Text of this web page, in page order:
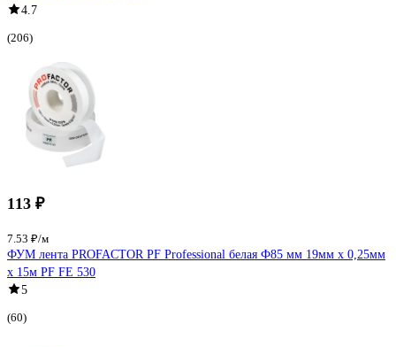
4.7
(206)
113 ₽
7.53 ₽/м
ФУМ лента PROFACTOR PF Professional белая Ф85 мм 19мм х 0,25мм
х 15м PF FE 530
5
(60)